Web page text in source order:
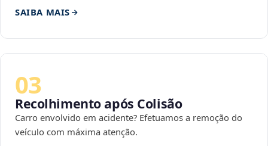
SAIBA MAIS
03
Recolhimento após Colisão
Carro envolvido em acidente? Efetuamos a remoção do
veículo com máxima atenção.